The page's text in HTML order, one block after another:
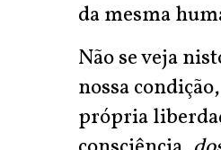
da mesma
Não se veja
nossa
própria